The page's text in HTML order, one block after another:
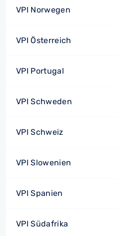
VPI Norwegen
VPI Österreich
VPI Portugal
VPI Schweden
VPI Schweiz
VPI Slowenien
VPI Spanien
VPI Südafrika